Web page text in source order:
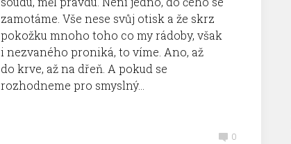
zamotáme. Vše nese svůj otisk a že skrz
pokožku mnoho toho co my rádoby, však
i nezvaného proniká, to víme. Ano, až
do krve, až na dřeň. A pokud se
rozhodneme pro smyslný...
0